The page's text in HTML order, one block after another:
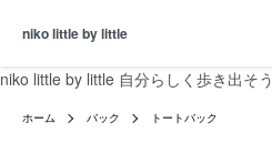
niko little by little 自分らしく歩き出そう
niko little by little
ホーム バック トートバック